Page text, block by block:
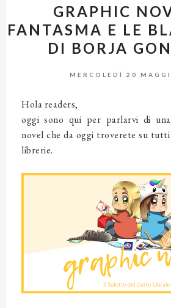
GRAPHIC
FANTASMA E LE
DI BORJA
MERCOLEDÌ 20
Hola readers,
oggi sono qui per parlarvi di
novel che da oggi troverete su
librerie.